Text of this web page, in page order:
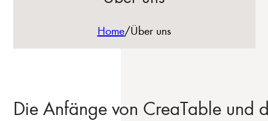
Home/Über uns
Die Anfänge von CreaTable und